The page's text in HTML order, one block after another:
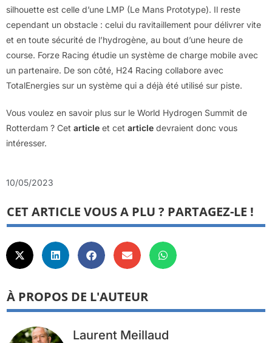
silhouette est celle d’une LMP (Le Mans Prototype). Il reste
cependant un obstacle : celui du ravitaillement pour délivrer vite
et en toute sécurité de l’hydrogène, au bout d’une heure de
course. Forze Racing étudie un système de charge mobile avec
un partenaire. De son côté, H24 Racing collabore avec
TotalEnergies sur un système qui a déjà été utilisé sur piste.
Vous voulez en savoir plus sur le World Hydrogen Summit de
Rotterdam ? Cet article et cet article devraient donc vous
intéresser.
10/05/2023
CET ARTICLE VOUS A PLU ? PARTAGEZ-LE !
À PROPOS DE L'AUTEUR
Laurent Meillaud